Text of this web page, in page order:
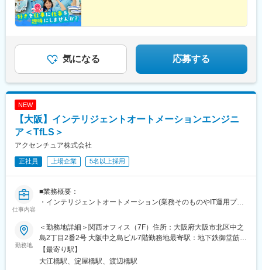
気になる 応募する
NEW
【大阪】インテリジェントオートメーションエンジニ
ア＜TfLS＞
アクセンチュア株式会社
正社員 上場企業 5名以上採用
仕事内容
■業務概要：
・インテリジェントオートメーション(業務そのものやIT運用プロ
ントもしくはエンジニアとして様々な技術や弊社内のアセットツ
ール群（SynOpsやAiOpsを含む）を用いて変革を実現していただ
きます。
・最新テクノロジーを組合せ、End to End の業務をサポートする
システムを提案・開発し、効果創出までを担っていただきます。
勤務地
＜勤務地詳細＞関西オフィス（7F）住所：大阪府大阪市北区中之
島2丁目2番2号 大阪中之島ビル7階勤務地最寄駅：地下鉄御堂筋
線、京阪本線／淀屋橋駅受動喫煙対策：屋内全面禁煙変更の範
囲：会社の定める事業所
【最寄り駅】
大江橋駅、淀屋橋駅、渡辺橋駅